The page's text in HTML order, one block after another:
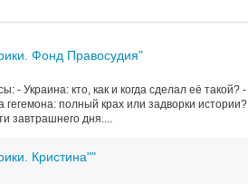
Фонд Правосудия"
Украина: кто, как и когда сделал её такой? -
полный крах или задворки истории?
завтрашнего дня....
Кристина""